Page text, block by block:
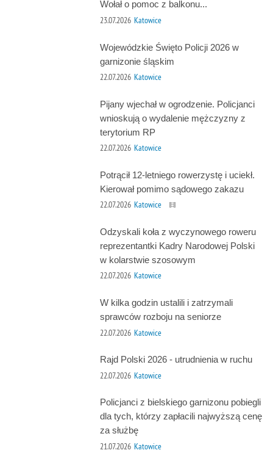
Wołał o pomoc z balkonu...
23.07.2026 Katowice
Wojewódzkie Święto Policji 2026 w
garnizonie śląskim
22.07.2026 Katowice
Pijany wjechał w ogrodzenie. Policjanci
wnioskują o wydalenie mężczyzny z
terytorium RP
22.07.2026 Katowice
Potrącił 12-letniego rowerzystę i uciekł.
Kierował pomimo sądowego zakazu
22.07.2026 Katowice
Odzyskali koła z wyczynowego roweru
reprezentantki Kadry Narodowej Polski
w kolarstwie szosowym
22.07.2026 Katowice
W kilka godzin ustalili i zatrzymali
sprawców rozboju na seniorze
22.07.2026 Katowice
Rajd Polski 2026 - utrudnienia w ruchu
22.07.2026 Katowice
Policjanci z bielskiego garnizonu pobiegli
dla tych, którzy zapłacili najwyższą cenę
za służbę
21.07.2026 Katowice